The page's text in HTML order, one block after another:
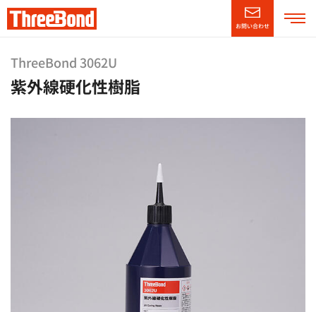
お問い合わせ
企業情報
（別窓で開く）
ThreeBond 3062U
紫外線硬化性樹脂